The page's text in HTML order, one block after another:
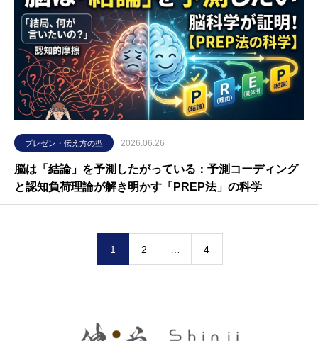
プレゼン・伝え方の型 2026.06.26
脳は「結論」を予測したがっている：予測コーディング
と認知負荷理論が解き明かす「PREP法」の科学
1 2 4